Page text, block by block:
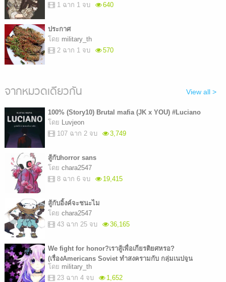
1 ฉาก 1 จบ
640
ประกาศ
โดย military_th
2 ฉาก 1 จบ
570
จากหมวดเดียวกัน View all >
100% (Story10) Brutal mafia (JK x YOU) #Luciano
โดย
Luvjeon
107 ฉาก 2 จบ
3,749
สู้กับhorror sans
โดย chara2547
8 ฉาก 6 จบ
19,415
สู้กับอิ้งค์จะชนะไม
โดย chara2547
43 ฉาก 25 จบ
36,165
We fight for honor?เราสู้เพื่อเกียรติยศหรอ?
(เรื่องAmericans Soviet ทำสงครามกับ กลุ่มเนปจูน
japanese)
โดย military_th
23 ฉาก 4 จบ
1,652